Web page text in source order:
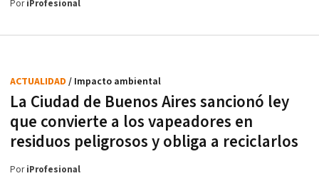
PoriProfesional
La Ciudad de Buenos Aires sancionó ley
que convierte a los vapeadores en
residuos peligrosos y obliga a reciclarlos
ACTUALIDAD / Impacto ambiental
PoriProfesional